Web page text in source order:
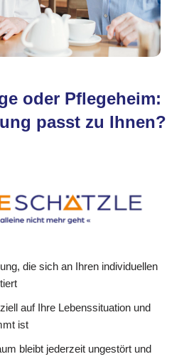
oder Pflegeheim:
passt zu Ihnen?
die sich an Ihren individuellen
auf Ihre Lebenssituation und
ist
bleibt jederzeit ungestört und